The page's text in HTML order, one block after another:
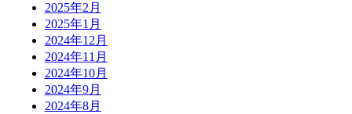
2025年2月
2025年1月
2024年12月
2024年11月
2024年10月
2024年9月
2024年8月